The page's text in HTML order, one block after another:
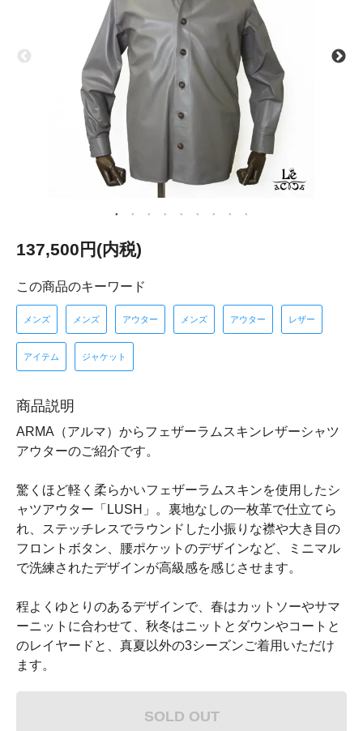
137,500円(内税)
この商品のキーワード
メンズ メンズ アウター メンズ アウター レザー
アイテム ジャケット
商品説明
ARMA（アルマ）からフェザーラムスキンレザーシャツ
アウターのご紹介です。
驚くほど軽く柔らかいフェザーラムスキンを使用したシ
ャツアウター「LUSH」。裏地なしの一枚革で仕立てら
れ、ステッチレスでラウンドした小振りな襟や大き目の
フロントボタン、腰ポケットのデザインなど、ミニマル
で洗練されたデザインが高級感を感じさせます。
程よくゆとりのあるデザインで、春はカットソーやサマ
ーニットに合わせて、秋冬はニットとダウンやコートと
のレイヤードと、真夏以外の3シーズンご着用いただけ
ます。
SOLD OUT